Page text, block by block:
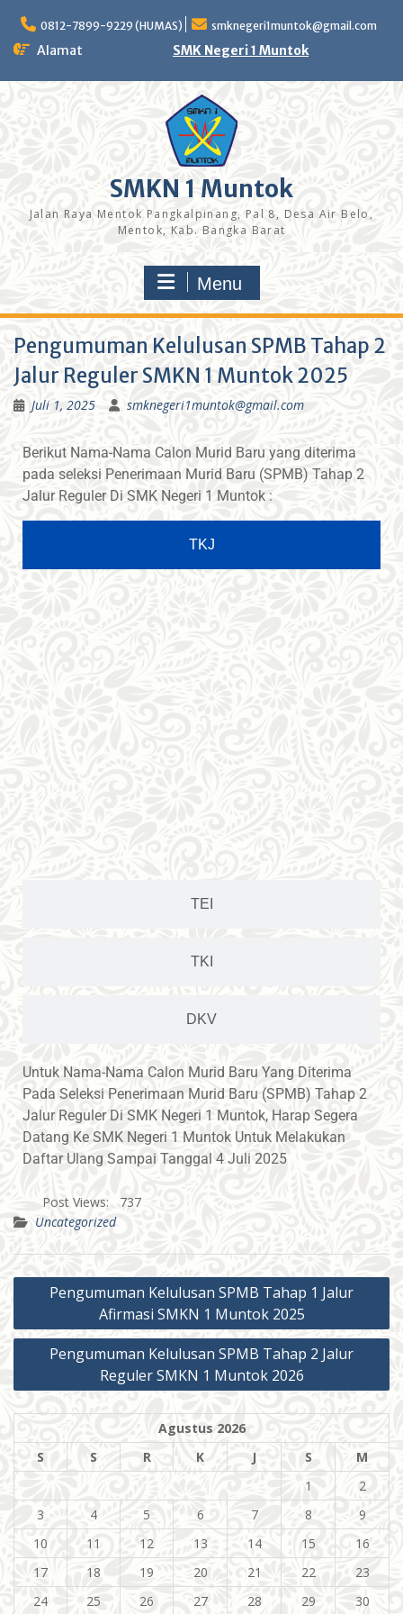
0812-7899-9229 (HUMAS) smknegeri1muntok@gmail.com
Alamat SMK Negeri 1 Muntok
SMKN 1 Muntok
Jalan Raya Mentok Pangkalpinang, Pal 8, Desa Air Belo,
Mentok, Kab. Bangka Barat
Menu
Pengumuman Kelulusan SPMB Tahap 2
Jalur Reguler SMKN 1 Muntok 2025
Juli 1, 2025 smknegeri1muntok@gmail.com
Berikut Nama-Nama Calon Murid Baru yang diterima
pada seleksi Penerimaan Murid Baru (SPMB) Tahap 2
Jalur Reguler Di SMK Negeri 1 Muntok :
TKJ
TEI
TKI
DKV
Untuk Nama-Nama Calon Murid Baru Yang Diterima
Pada Seleksi Penerimaan Murid Baru (SPMB) Tahap 2
Jalur Reguler Di SMK Negeri 1 Muntok, Harap Segera
Datang Ke SMK Negeri 1 Muntok Untuk Melakukan
Daftar Ulang Sampai Tanggal 4 Juli 2025
Post Views:
737
Uncategorized
Pengumuman Kelulusan SPMB Tahap 1 Jalur
Afirmasi SMKN 1 Muntok 2025
Pengumuman Kelulusan SPMB Tahap 2 Jalur
Reguler SMKN 1 Muntok 2026
Agustus 2026
S
S R K J S
M
1
2
3
4 5 6 7 8
9
10
11 12 13 14 15
16
17
18 19 20 21 22
23
24
25 26 27 28 29 30